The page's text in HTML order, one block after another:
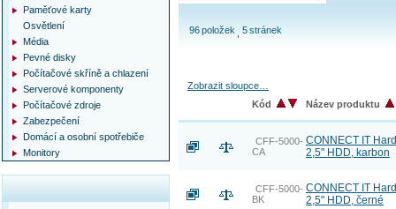
96položek 5stránek
Zobrazit sloupce…
Kód
Název produktu
CFF-5000-
CA
CONNECT IT
2,5" HDD, karbon
CFF-5000-
BK
CONNECT IT
2,5" HDD, černé
Paměťové karty
Osvětlení
Média
Pevné disky
Počítačové skříně a chlazení
Serverové komponenty
Počítačové zdroje
Zabezpečení
Domácí a osobní spotřebiče
Monitory